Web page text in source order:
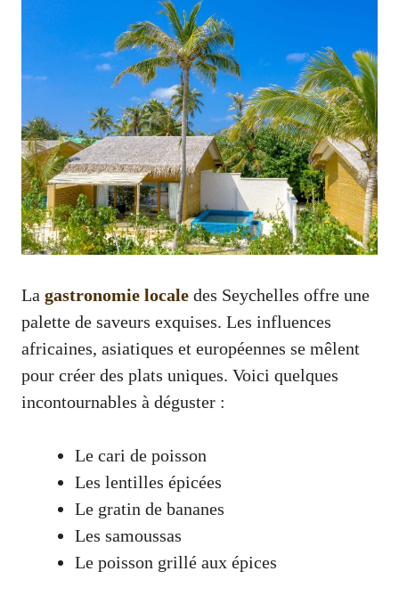
La gastronomie locale des Seychelles offre une
palette de saveurs exquises. Les influences
africaines, asiatiques et européennes se mêlent
pour créer des plats uniques. Voici quelques
incontournables à déguster :
Le cari de poisson
Les lentilles épicées
Le gratin de bananes
Les samoussas
Le poisson grillé aux épices